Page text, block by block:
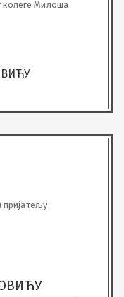
колеге Милоша